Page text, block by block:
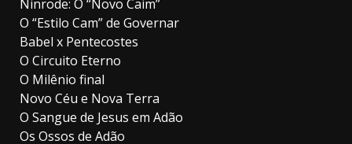
Ninrode: O “Novo Caim”
O “Estilo Cam” de Governar
Babel x Pentecostes
O Circuito Eterno
O Milênio final
Novo Céu e Nova Terra
O Sangue de Jesus em Adão
Os Ossos de Adão